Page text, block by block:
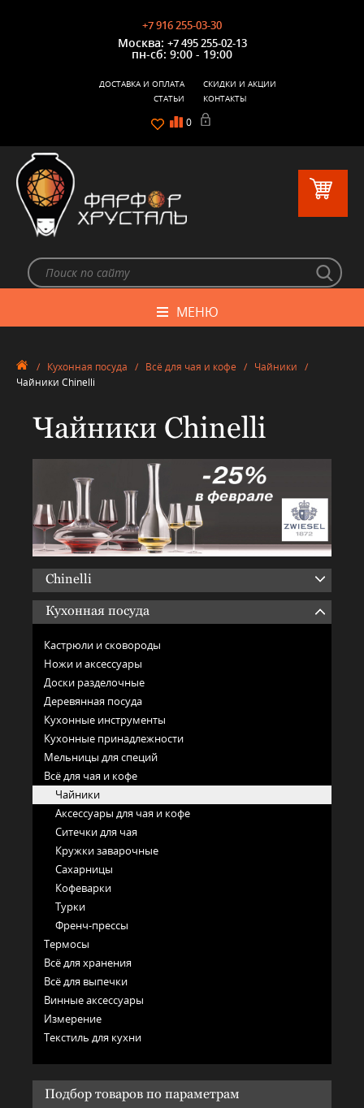
+7 916 255-03-30
Москва: +7 495 255-02-13
пн-сб: 9:00 - 19:00
0
ДОСТАВКА И ОПЛАТА
СКИДКИ И АКЦИИ
СТАТЬИ
КОНТАКТЫ
МЕНЮ
/ Кухонная посуда / Всё для чая и кофе / Чайники /
Чайники Chinelli
Чайники Chinelli
Chinelli
Кухонная посуда
Кастрюли и сковороды
Ножи и аксессуары
Доски разделочные
Деревянная посуда
Кухонные инструменты
Кухонные принадлежности
Мельницы для специй
Всё для чая и кофе
Чайники
Аксессуары для чая и кофе
Ситечки для чая
Кружки заварочные
Сахарницы
Кофеварки
Турки
Френч-прессы
Термосы
Всё для хранения
Всё для выпечки
Винные аксессуары
Измерение
Текстиль для кухни
Подбор товаров по параметрам